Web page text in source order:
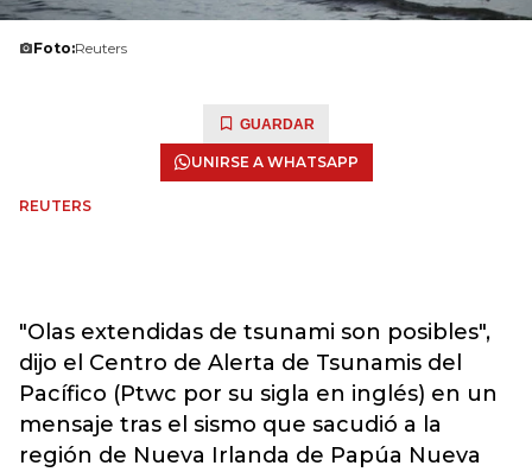
Foto:Reuters
GUARDAR
UNIRSE A WHATSAPP
REUTERS
"Olas extendidas de tsunami son posibles",
dijo el Centro de Alerta de Tsunamis del
Pacífico (Ptwc por su sigla en inglés) en un
mensaje tras el sismo que sacudió a la
región de Nueva Irlanda de Papúa Nueva